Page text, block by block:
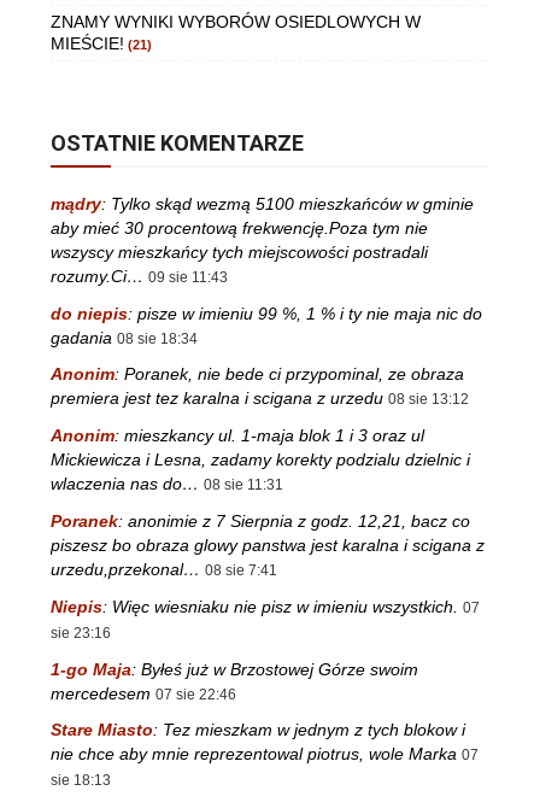
ZNAMY WYNIKI WYBORÓW OSIEDLOWYCH W
MIEŚCIE! (21)
OSTATNIE KOMENTARZE
mądry: Tylko skąd wezmą 5100 mieszkańców w gminie
aby mieć 30 procentową frekwencję.Poza tym nie
wszyscy mieszkańcy tych miejscowości postradali
rozumy.Ci… 09 sie 11:43
do niepis: pisze w imieniu 99 %, 1 % i ty nie maja nic do
gadania 08 sie 18:34
Anonim: Poranek, nie bede ci przypominal, ze obraza
premiera jest tez karalna i scigana z urzedu 08 sie 13:12
Anonim: mieszkancy ul. 1-maja blok 1 i 3 oraz ul
Mickiewicza i Lesna, zadamy korekty podzialu dzielnic i
wlaczenia nas do… 08 sie 11:31
Poranek: anonimie z 7 Sierpnia z godz. 12,21, bacz co
piszesz bo obraza glowy panstwa jest karalna i scigana z
urzedu,przekonal… 08 sie 7:41
Niepis: Więc wiesniaku nie pisz w imieniu wszystkich.
07
sie 23:16
1-go Maja: Byłeś już w Brzostowej Górze swoim
mercedesem 07 sie 22:46
Stare Miasto: Tez mieszkam w jednym z tych blokow i
nie chce aby mnie reprezentowal piotrus, wole Marka 07
sie 18:13